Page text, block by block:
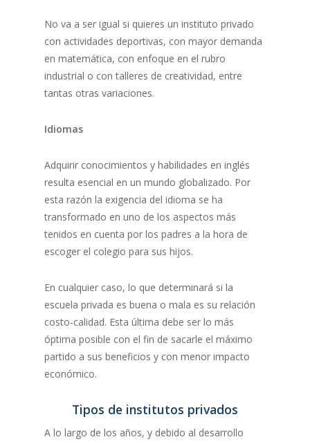
No va a ser igual si quieres un instituto privado
con actividades deportivas, con mayor demanda
en matemática, con enfoque en el rubro
industrial o con talleres de creatividad, entre
tantas otras variaciones.
Idiomas
Adquirir conocimientos y habilidades en inglés
resulta esencial en un mundo globalizado. Por
esta razón la exigencia del idioma se ha
transformado en uno de los aspectos más
tenidos en cuenta por los padres a la hora de
escoger el colegio para sus hijos.
En cualquier caso, lo que determinará si la
escuela privada es buena o mala es su relación
costo-calidad. Esta última debe ser lo más
óptima posible con el fin de sacarle el máximo
partido a sus beneficios y con menor impacto
económico.
Tipos de institutos privados
A lo largo de los años, y debido al desarrollo